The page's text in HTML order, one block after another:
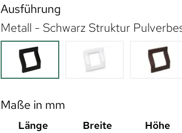
Ausführung
Metall - Schwarz Struktur
Maße in mm
Länge Breite Höhe